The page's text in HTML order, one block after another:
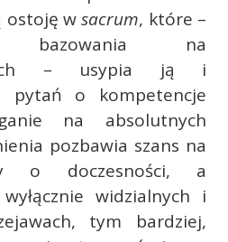
ostoję wsacrum, które –
na
– usypia ją i
pytań o kompetencje
na absolutnych
pozbawia szans na
o doczesności, a
widzialnych i
tym bardziej,